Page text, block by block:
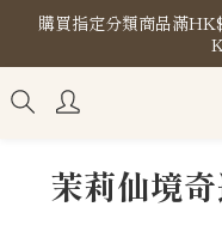
購買指定分類商品滿
購買指定分類商品滿
茉莉仙境